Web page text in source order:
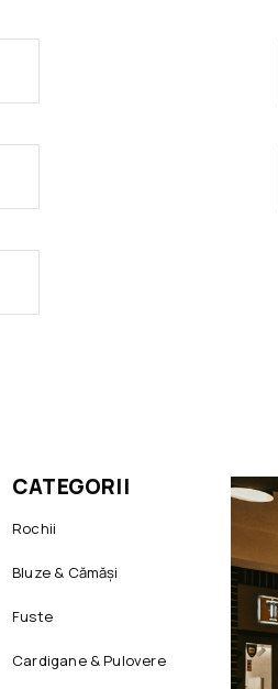
CATEGORII
Rochii
Bluze & Cămăși
Fuste
Cardigane & Pulovere